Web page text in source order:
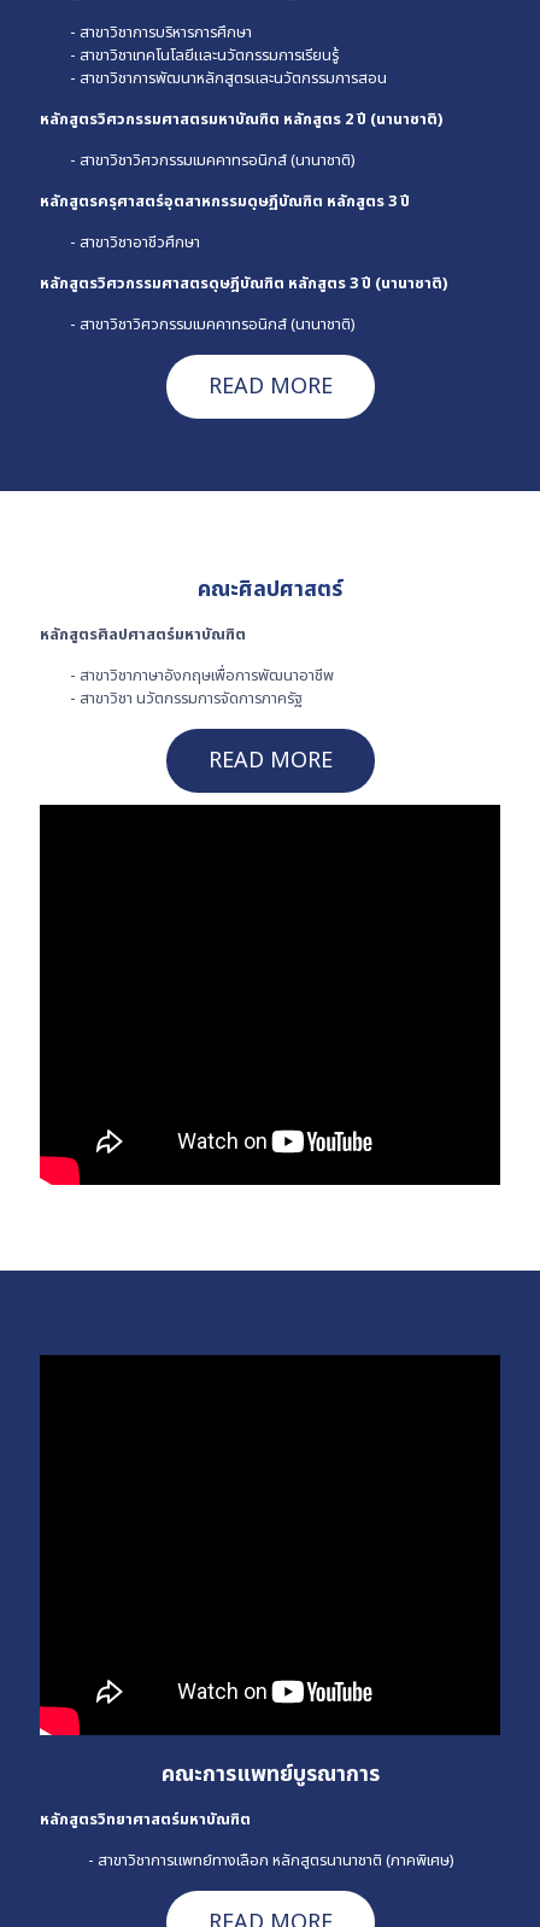
- สาขาวิชาการบริหารการศึกษา
- สาขาวิชาเทคโนโลยีและนวัตกรรมการเรียนรู้
- สาขาวิชาการพัฒนาหลักสูตรและนวัตกรรมการสอน
หลักสูตรวิศวกรรมศาสตรมหาบัณฑิต หลักสูตร 2 ปี (นานาชาติ)
- สาขาวิชาวิศวกรรมเมคคาทรอนิกส์ (นานาชาติ)
หลักสูตรครุศาสตร์อุตสาหกรรมดุษฏีบัณฑิต หลักสูตร 3 ปี
- สาขาวิชาอาชีวศึกษา
หลักสูตรวิศวกรรมศาสตรดุษฎีบัณฑิต หลักสูตร 3 ปี (นานาชาติ)
- สาขาวิชาวิศวกรรมเมคคาทรอนิกส์ (นานาชาติ)
READ MORE
คณะศิลปศาสตร์
หลักสูตรศิลปศาสตร์มหาบัณฑิต
- สาขาวิชาภาษาอังกฤษเพื่อการพัฒนาอาชีพ
- สาขาวิชา นวัตกรรมการจัดการภาครัฐ
READ MORE
คณะการแพทย์บูรณาการ
หลักสูตรวิทยาศาสตร์มหาบัณฑิต
- สาขาวิชาการแพทย์ทางเลือก หลักสูตรนานาชาติ (ภาคพิเศษ)